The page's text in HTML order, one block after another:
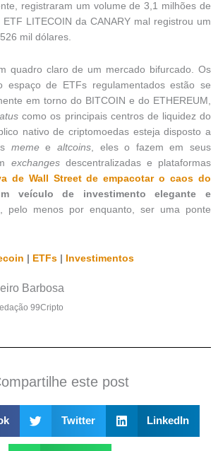
registraram um volume de 3,1 milhões de
LITECOIN da CANARY mal registrou um
mil dólares.
quadro claro de um mercado bifurcado. Os
espaço de ETFs regulamentados estão se
em torno do BITCOIN e do ETHEREUM,
como os principais centros de liquidez do
nativo de criptomoedas esteja disposto a
memeealtcoins, eles o fazem em seus
exchangesdescentralizadas e plataformas
de Wall Street de empacotar o caos do
veículo de investimento elegante e
pelo menos por enquanto, ser uma ponte
ETFs Investimentos
Barbosa
99Cripto
este post
Twitter LinkedIn